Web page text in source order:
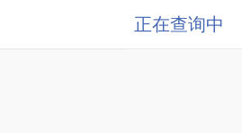
正在查询中